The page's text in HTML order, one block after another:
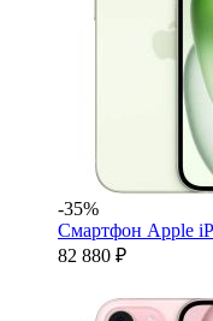
-35%
Смартфон Apple
82 880 ₽